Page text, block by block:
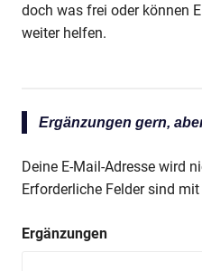
doch was frei oder können
weiter helfen.
Ergänzungen gern,
Deine E-Mail-Adresse wird
Erforderliche Felder sind mit
Ergänzungen